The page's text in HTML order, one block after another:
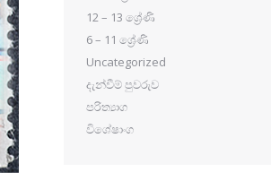
12 – 13 ශ්‍රේණි
6 – 11 ශ්‍රේණි
Uncategorized
දැන්වීම් පුවරුව
පරිත්‍යාග
විශේෂාංග